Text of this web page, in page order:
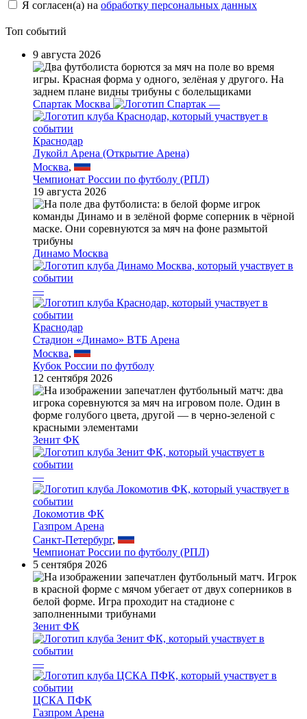
Я согласен(а) на обработку персональных данных
Топ событий
9 августа 2026
Спартак Москва —
Краснодар
Лукойл Арена (Открытие Арена)
Москва,
Чемпионат России по футболу (РПЛ)
19 августа 2026
Динамо Москва
—
Краснодар
Стадион «Динамо» ВТБ Арена
Москва,
Кубок России по футболу
12 сентября 2026
Зенит ФК
—
Локомотив ФК
Газпром Арена
Санкт-Петербург,
Чемпионат России по футболу (РПЛ)
5 сентября 2026
Зенит ФК
—
ЦСКА ПФК
Газпром Арена